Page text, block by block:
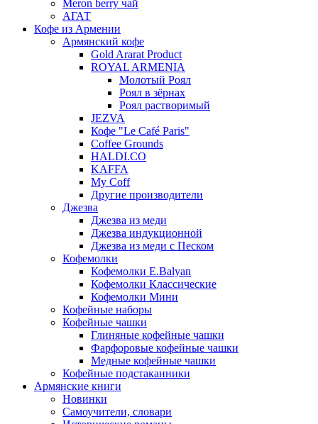
Meron berry чай
АГАТ
Кофе из Армении
Армянский кофе
Gold Ararat Product
ROYAL ARMENIA
Молотый Роял
Роял в зёрнах
Роял растворимый
JEZVA
Кофе "Le Café Paris"
Coffee Grounds
HALDI.CO
KAFFA
My Coff
Другие производители
Джезва
Джезва из меди
Джезва индукционной
Джезва из меди с Песком
Кофемолки
Кофемолки E.Balyan
Кофемолки Классические
Кофемолки Мини
Кофейные наборы
Кофейные чашки
Глиняные кофейные чашки
Фарфоровые кофейные чашки
Медные кофейные чашки
Кофейные подстаканники
Армянские книги
Новинки
Самоучители, словари